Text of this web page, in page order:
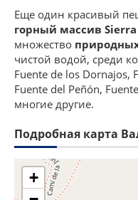
Еще один красивый
горный массив
множество
чистой водой, среди
Fuente de los Dornajos,
Fuente del Peñón,
многие другие.
Подробная карта
+